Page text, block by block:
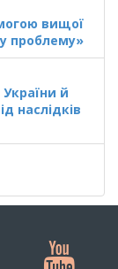
вищої
проблему»
й
наслідків